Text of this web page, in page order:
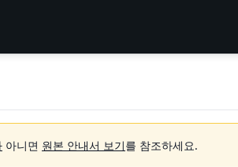
아니면 원본 안내서 보기를 참조하세요.